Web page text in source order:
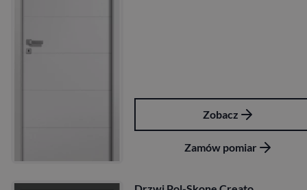
Zobacz
Zamów pomiar